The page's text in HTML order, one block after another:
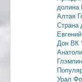
долина
Алтая
Страна
Дон ВК
Урал